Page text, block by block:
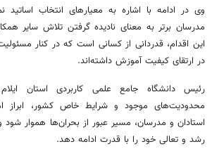
وی در ادامه با اشاره به معیارهای انتخاب اساتید
مدرسان برتر به معنای نادیده گرفتن تلاش سایر
این اقدام، قدردانی از کسانی است که در کنار
در ارتقای کیفیت آموزش داشته‌اند.
رئیس دانشگاه جامع علمی کاربردی استان
محدودیت‌های موجود و شرایط خاص کشور، ابراز
استادان و مدرسان، مسیر عبور از بحران‌ها هموار شود
رشد و تعالی خود را با قدرت ادامه دهد.